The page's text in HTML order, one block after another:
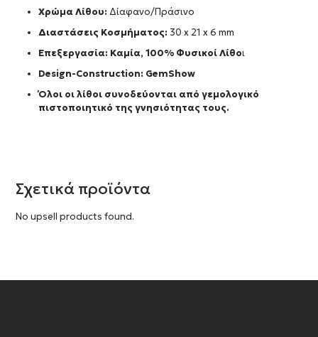
Χρώμα Λίθου: Δίαφανο/Πράσινο
Διαστάσεις Κοσμήματος: 30 x 21 x 6 mm
Επεξεργασία: Καμία, 100% Φυσικοί Λίθοι
Design-Construction: GemShow
Όλοι οι λίθοι συνοδεύονται από γεμολογικό
πιστοποιητικό της γνησιότητας τους.
Σχετικά προϊόντα
No upsell products found.